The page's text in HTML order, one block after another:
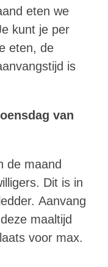
eten we
kunt je per
eten, de
is
van
de maand
Dit is in
Aanvang
maaltijd
voor max.